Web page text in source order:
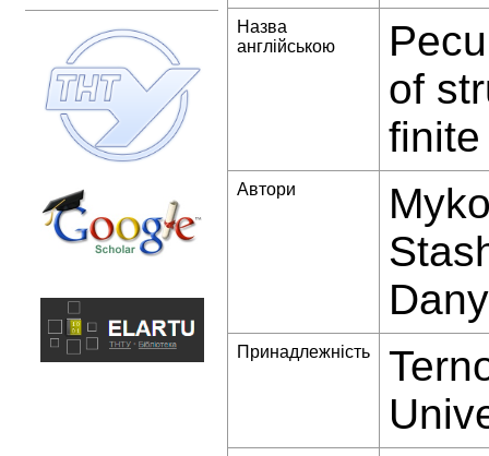
Назва
англійською
of
Автори
Принадлежність